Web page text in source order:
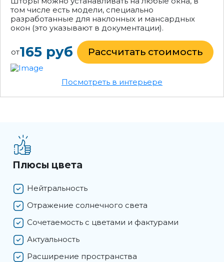
том числе есть модели, специально
разработанные для наклонных и мансардных
окон (это указывают в документации).
от165 руб Рассчитать стоимость
Посмотреть в интерьере
Плюсы цвета
Нейтральность
Отражение солнечного света
Сочетаемость с цветами и фактурами
Актуальность
Расширение пространства